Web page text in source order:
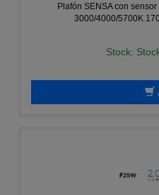
Plafón SENSA con
3000/4000/5700K
Stock: